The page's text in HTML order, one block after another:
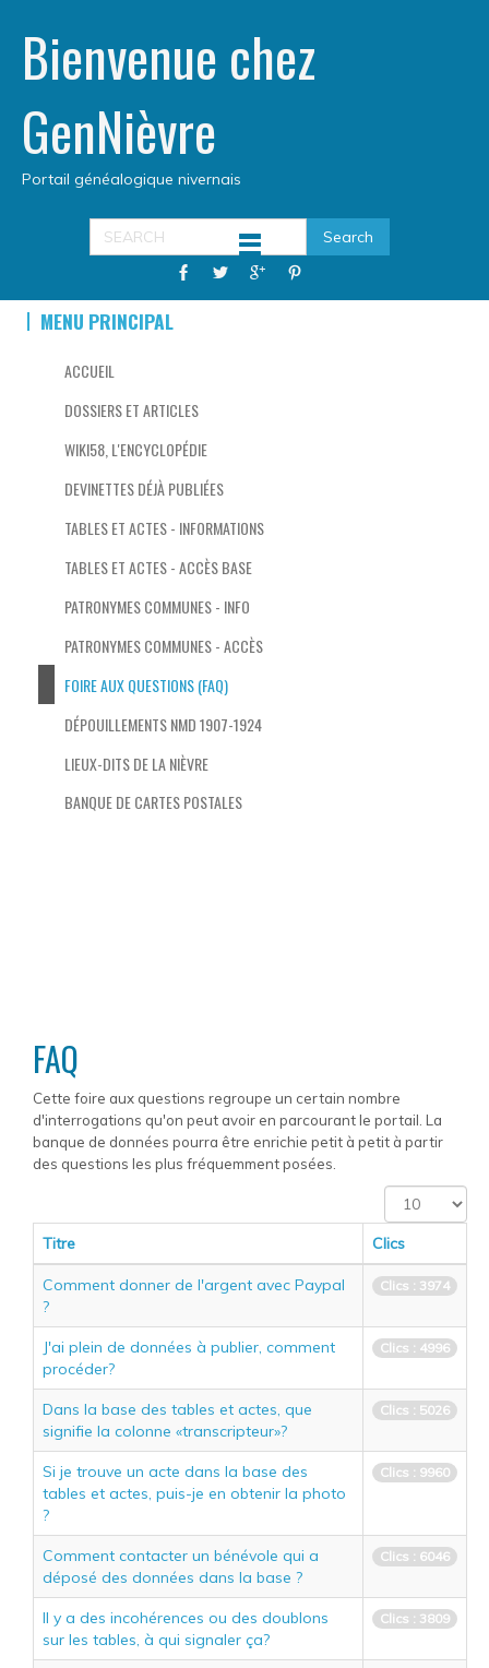
Bienvenue chez
GenNièvre
Portail généalogique nivernais
MENU PRINCIPAL
ACCUEIL
DOSSIERS ET ARTICLES
WIKI58, L'ENCYCLOPÉDIE
DEVINETTES DÉJÀ PUBLIÉES
TABLES ET ACTES - INFORMATIONS
TABLES ET ACTES - ACCÈS BASE
PATRONYMES COMMUNES - INFO
PATRONYMES COMMUNES - ACCÈS
FOIRE AUX QUESTIONS (FAQ)
DÉPOUILLEMENTS NMD 1907-1924
LIEUX-DITS DE LA NIÈVRE
BANQUE DE CARTES POSTALES
FAQ
Cette foire aux questions regroupe un certain nombre
d'interrogations qu'on peut avoir en parcourant le portail. La
banque de données pourra être enrichie petit à petit à partir
des questions les plus fréquemment posées.
Affichage
#
Titre
Clics
Comment donner de l'argent avec Paypal
?
Clics : 3974
J'ai plein de données à publier, comment
procéder?
Clics : 4996
Dans la base des tables et actes, que
signifie la colonne «transcripteur»?
Clics : 5026
Si je trouve un acte dans la base des
tables et actes, puis-je en obtenir la photo
?
Clics : 9960
Comment contacter un bénévole qui a
déposé des données dans la base ?
Clics : 6046
Il y a des incohérences ou des doublons
sur les tables, à qui signaler ça?
Clics : 3809